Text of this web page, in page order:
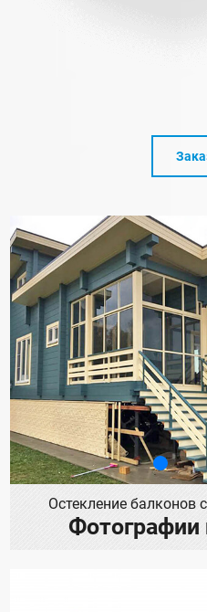
Остекление балконов
Фотографии